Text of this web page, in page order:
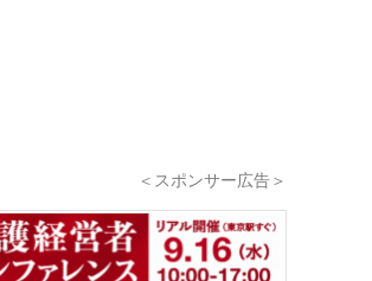
＜スポンサー広告＞